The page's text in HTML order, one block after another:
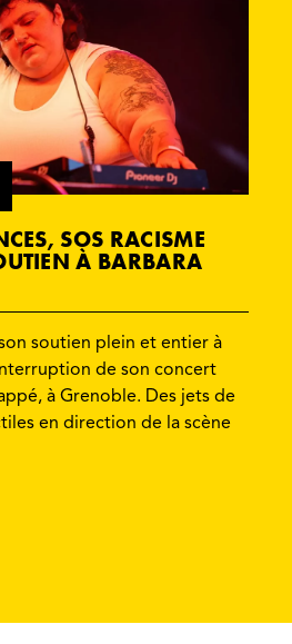
SOS RACISME
À BARBARA
soutien plein et entier à
de son concert
à Grenoble. Des jets de
en direction de la scène